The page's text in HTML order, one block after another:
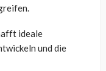
ideale
und die